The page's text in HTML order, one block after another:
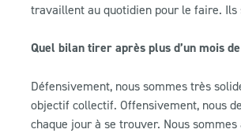
travaillent au quotidien pour le faire. Ils
Quel bilan tirer après plus d’un mois
Défensivement, nous sommes très
objectif collectif. Offensivement, nous
chaque jour à se trouver. Nous